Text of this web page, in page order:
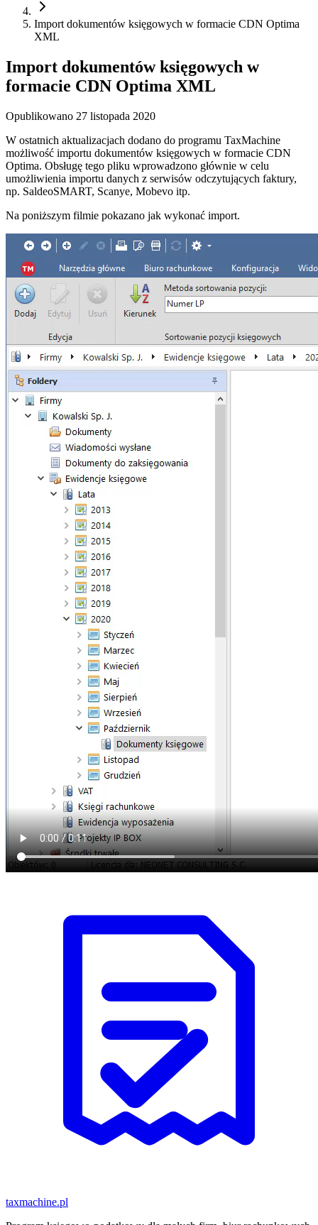
Import dokumentów księgowych w formacie CDN Optima
XML
Import dokumentów księgowych w
formacie CDN Optima XML
Opublikowano 27 listopada 2020
W ostatnich aktualizacjach dodano do programu TaxMachine
możliwość importu dokumentów księgowych w formacie CDN
Optima. Obsługę tego pliku wprowadzono głównie w celu
umożliwienia importu danych z serwisów odczytujących faktury,
np. SaldeoSMART, Scanye, Mobevo itp.
Na poniższym filmie pokazano jak wykonać import.
taxmachine.pl